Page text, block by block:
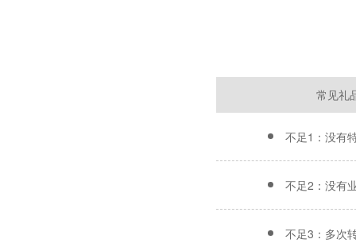
常见礼
不足1：没有
不足2：没有
不足3：多次